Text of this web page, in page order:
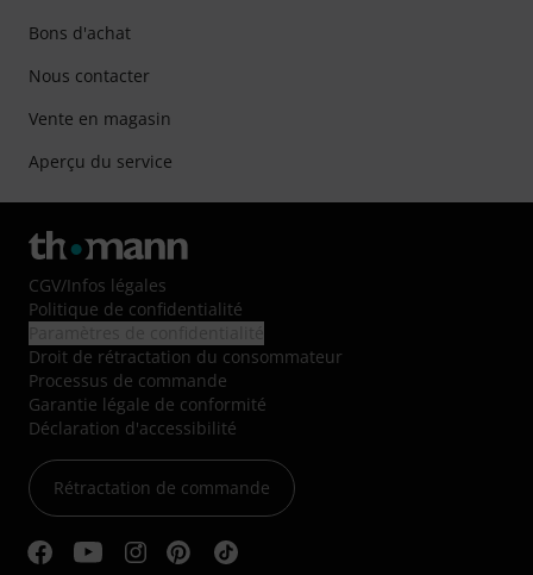
Bons d'achat
Nous contacter
Vente en magasin
Aperçu du service
CGV/Infos légales
Politique de confidentialité
Droit de rétractation du consommateur
Processus de commande
Garantie légale de conformité
Déclaration d'accessibilité
Rétractation de commande